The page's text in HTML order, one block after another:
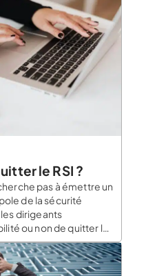
le RSI ?
pas à émettre un
de la sécurité
dirigeants
ou non de quitter le
que certains
selon lequel les
la fin du […]